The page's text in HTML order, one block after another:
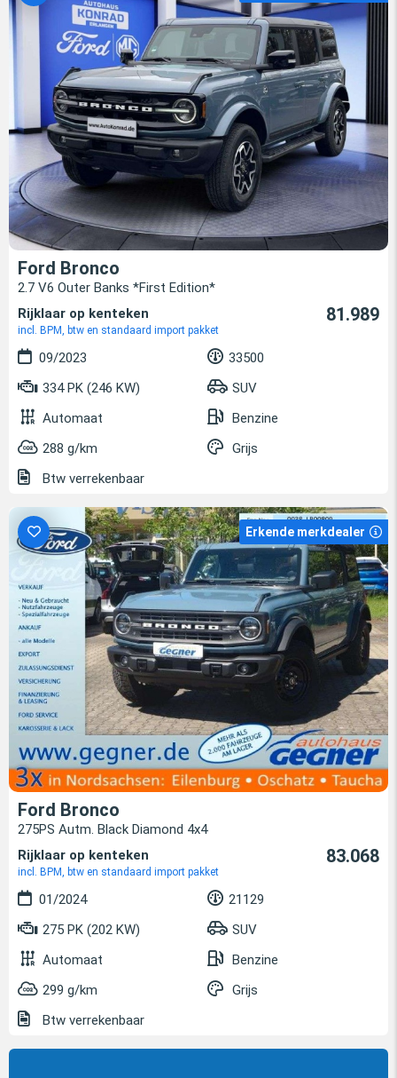
Ford Bronco
2.7 V6 Outer Banks *First Edition*
Rijklaar op kenteken
incl. BPM, btw en standaard import pakket
81.989
09/2023
33500
334 PK (246 KW)
SUV
Automaat
Benzine
288 g/km
Grijs
Btw verrekenbaar
Erkende merkdealer
Ford Bronco
275PS Autm. Black Diamond 4x4
Rijklaar op kenteken
incl. BPM, btw en standaard import pakket
83.068
01/2024
21129
275 PK (202 KW)
SUV
Automaat
Benzine
299 g/km
Grijs
Btw verrekenbaar